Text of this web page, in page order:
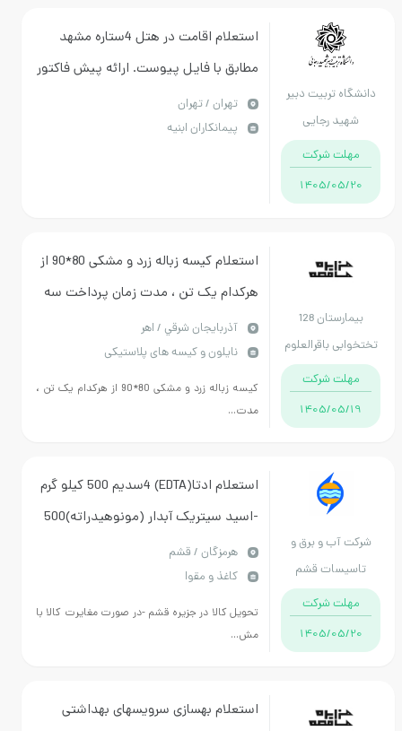
دبیر
استعلام اقامت در هتل 4ستاره مشهد
مطابق با فایل پیوست. ارائه پیش فاکتور
الزامیست.تهران / تهران
پیمانکاران ابنیه
استعلام کیسه زباله زرد و مشکی 80*90 از
هرکدام یک تن ، مدت زمان پرداخت سه
ماهه وتحویل درب بیمارستان کرایه به
عهده فروشنده میباشد
آذربايجان شرقي / اهر
نایلون و کیسه های پلاستیکی
کیسه زباله زرد و مشکی 80*90 از هرکدام یک تن ،
مدت...
و برق و
قشم
استعلام ادتا(EDTA) 4سدیم 500 کیلو گرم
-اسید سیتریک آبدار (مونوهیدراته)500
کیلو گرمهرمزگان / قشم
کاغذ و مقوا
تحویل کالا در جزیره قشم -در صورت مغایرت کالا با
مش...
استعلام بهسازی سرویسهای بهداشتی